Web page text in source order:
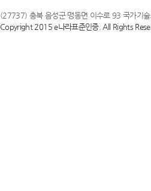
(27737) 충북 음성군 맹동면 이수로 93 국가기술
Copyright 2015 e나라표준인증. All Rights